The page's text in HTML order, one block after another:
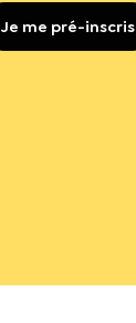
Je me pré-inscris